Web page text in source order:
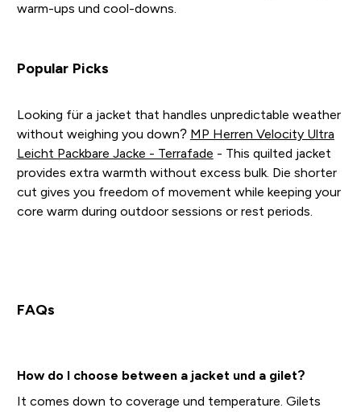
warm-ups und cool-downs.
Popular Picks
Looking für a jacket that handles unpredictable weather
without weighing you down? MP Herren Velocity Ultra
Leicht Packbare Jacke - Terrafade - This quilted jacket
provides extra warmth without excess bulk. Die shorter
cut gives you freedom of movement while keeping your
core warm during outdoor sessions or rest periods.
FAQs
How do I choose between a jacket und a gilet?
It comes down to coverage und temperature. Gilets